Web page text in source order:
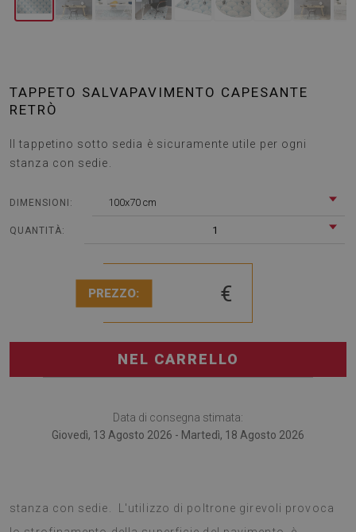
TAPPETO SALVAPAVIMENTO CAPESANTE
RETRÒ
Il tappetino sotto sedia è sicuramente utile per ogni
stanza con sedie.
DIMENSIONI: 100x70 cm
QUANTITÀ: 1
PREZZO: €
NEL CARRELLO
Data di consegna stimata:
Giovedì, 13 Agosto 2026 - Martedì, 18 Agosto 2026
stanza con sedie. L'utilizzo di poltrone girevoli provoca